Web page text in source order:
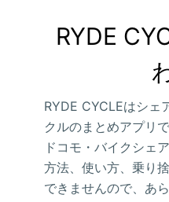
RYDE
RYDE CYCLEはシェ
クルのまとめアプリで
ドコモ・バイクシェ
方法、使い方、乗り
できませんので、あ